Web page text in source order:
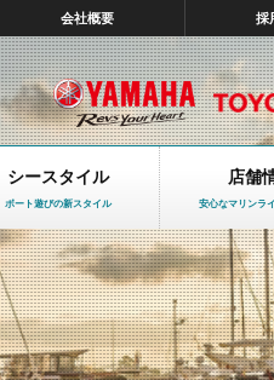
会社概要 採
シースタイル
ボート遊びの新スタイル
店舗
安心なマリンラ